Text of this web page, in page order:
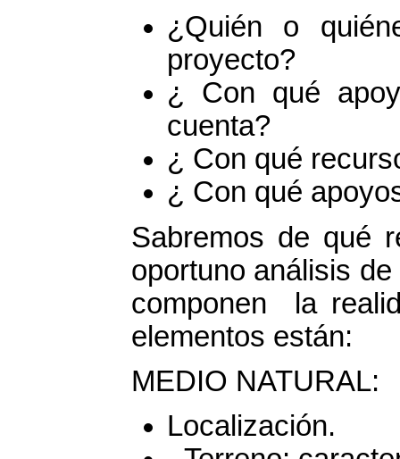
¿Quién o
proyecto?
¿ Con qué
cuenta?
¿ Con qué
¿ Con qué
Sabremos de qué
oportuno análisis
componen la
elementos están:
MEDIO NATURAL:
Localización.